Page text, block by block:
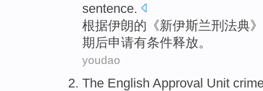
sentence.
根据伊朗的《新伊斯兰刑法典
期 后申请有条件释放。
youdao
The English Approval Unit